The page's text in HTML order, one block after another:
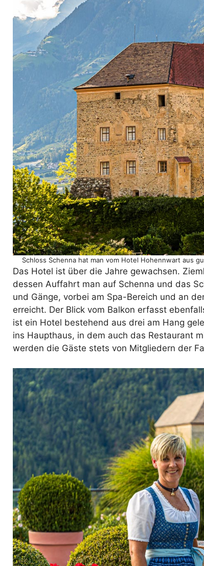
Schloss Schenna hat man vom Hotel Hohennwart aus
Das Hotel ist über die Jahre gewachsen.
dessen Auffahrt man auf Schenna und das
und Gänge, vorbei am Spa-Bereich und an
erreicht. Der Blick vom Balkon erfasst
ist ein Hotel bestehend aus drei am Hang
ins Haupthaus, in dem auch das Restaurant
werden die Gäste stets von Mitgliedern der